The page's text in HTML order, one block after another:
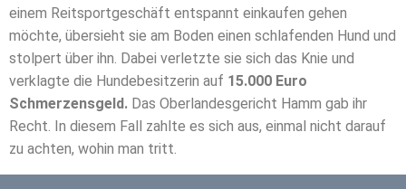
einem Reitsportgeschäft entspannt einkaufen gehen
möchte, übersieht sie am Boden einen schlafenden Hund und
stolpert über ihn. Dabei verletzte sie sich das Knie und
verklagte die Hundebesitzerin auf 15.000 Euro
Schmerzensgeld. Das Oberlandesgericht Hamm gab ihr
Recht. In diesem Fall zahlte es sich aus, einmal nicht darauf
zu achten, wohin man tritt.